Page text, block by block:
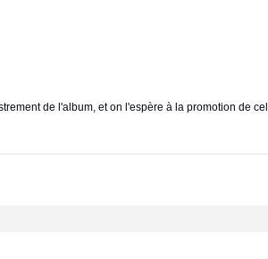
de l'album, et on l'espère à la promotion de